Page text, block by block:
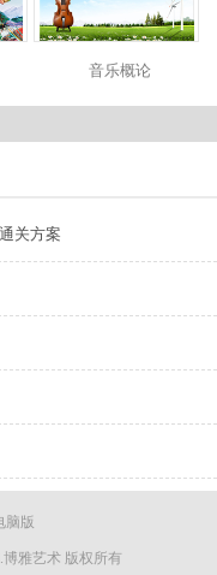
音乐概论
关方案
脑版
博雅艺术 版权所有